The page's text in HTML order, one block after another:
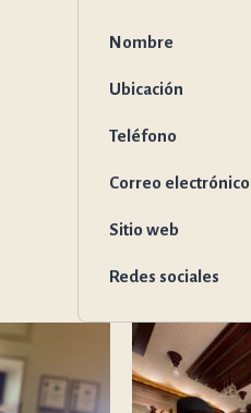
Nombre
Ubicación
Teléfono
Correo electrónico
Sitio web
Redes sociales